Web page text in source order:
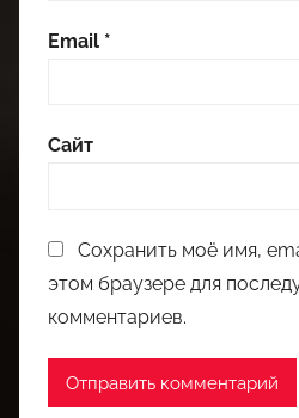
Email *
Сайт
Сохранить моё имя,
этом браузере для
комментариев.